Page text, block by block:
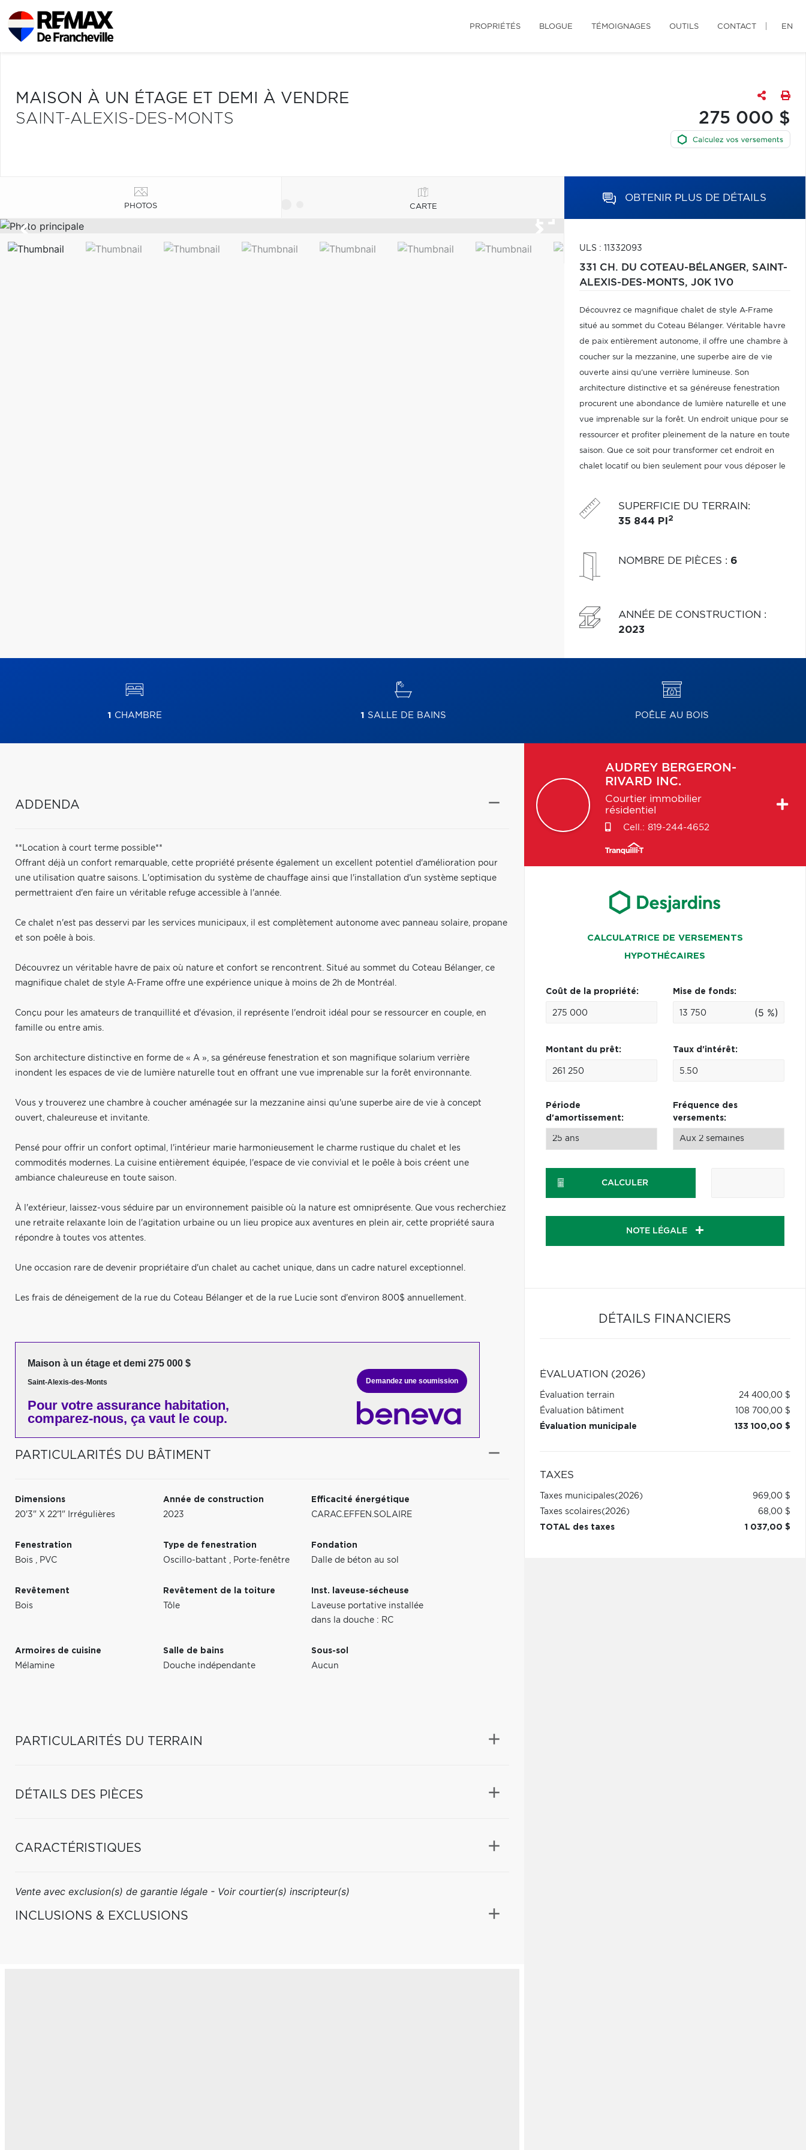
PROPRIÉTÉS BLOGUE TÉMOIGNAGES OUTILS CONTACT EN
MAISON À UN ÉTAGE ET DEMI À VENDRE
SAINT-ALEXIS-DES-MONTS
275 000 $
PHOTOS CARTE
OBTENIR PLUS DE DÉTAILS
ULS : 11332093
331 CH. DU COTEAU-BÉLANGER, SAINT-
ALEXIS-DES-MONTS, J0K 1V0
Découvrez ce magnifique chalet de style A-Frame
situé au sommet du Coteau Bélanger. Véritable havre
de paix entièrement autonome, il offre une chambre à
coucher sur la mezzanine, une superbe aire de vie
ouverte ainsi qu'une verrière lumineuse. Son
architecture distinctive et sa généreuse fenestration
procurent une abondance de lumière naturelle et une
vue imprenable sur la forêt. Un endroit unique pour se
ressourcer et profiter pleinement de la nature en toute
saison. Que ce soit pour transformer cet endroit en
chalet locatif ou bien seulement pour vous déposer le
unique à ne pas manquer.
SUPERFICIE DU TERRAIN:
35 844 PI 2
NOMBRE DE PIÈCES : 6
ANNÉE DE CONSTRUCTION :
2023
1 CHAMBRE 1 SALLE DE BAINS POÊLE AU BOIS
ADDENDA
**Location à court terme possible**
Offrant déjà un confort remarquable, cette propriété présente également un excellent potentiel d'amélioration pour
une utilisation quatre saisons. L'optimisation du système de chauffage ainsi que l'installation d'un système septique
permettraient d'en faire un véritable refuge accessible à l'année.
Ce chalet n'est pas desservi par les services municipaux, il est complètement autonome avec panneau solaire, propane
et son poêle à bois.
Découvrez un véritable havre de paix où nature et confort se rencontrent. Situé au sommet du Coteau Bélanger, ce
magnifique chalet de style A-Frame offre une expérience unique à moins de 2h de Montréal.
Conçu pour les amateurs de tranquillité et d'évasion, il représente l'endroit idéal pour se ressourcer en couple, en
famille ou entre amis.
Son architecture distinctive en forme de « A », sa généreuse fenestration et son magnifique solarium verrière
inondent les espaces de vie de lumière naturelle tout en offrant une vue imprenable sur la forêt environnante.
Vous y trouverez une chambre à coucher aménagée sur la mezzanine ainsi qu'une superbe aire de vie à concept
ouvert, chaleureuse et invitante.
Pensé pour offrir un confort optimal, l'intérieur marie harmonieusement le charme rustique du chalet et les
commodités modernes. La cuisine entièrement équipée, l'espace de vie convivial et le poêle à bois créent une
ambiance chaleureuse en toute saison.
À l'extérieur, laissez-vous séduire par un environnement paisible où la nature est omniprésente. Que vous recherchiez
une retraite relaxante loin de l'agitation urbaine ou un lieu propice aux aventures en plein air, cette propriété saura
répondre à toutes vos attentes.
Une occasion rare de devenir propriétaire d'un chalet au cachet unique, dans un cadre naturel exceptionnel.
Les frais de déneigement de la rue du Coteau Bélanger et de la rue Lucie sont d'environ 800$ annuellement.
Maison à un étage et demi 275 000 $
Saint-Alexis-des-Monts
Pour votre assurance habitation,
comparez-nous, ça vaut le coup.
Demandez une soumission
PARTICULARITÉS DU BÂTIMENT
Dimensions
20'3" X 22'1" Irrégulières
Année de construction
2023
Efficacité énergétique
CARAC.EFFEN.SOLAIRE
Fenestration
Bois , PVC
Type de fenestration
Oscillo-battant , Porte-fenêtre
Fondation
Dalle de béton au sol
Revêtement
Bois
Revêtement de la toiture
Tôle
Inst. laveuse-sécheuse
Laveuse portative installée
dans la douche : RC
Armoires de cuisine
Mélamine
Salle de bains
Douche indépendante
Sous-sol
Aucun
PARTICULARITÉS DU TERRAIN
DÉTAILS DES PIÈCES
CARACTÉRISTIQUES
Vente avec exclusion(s) de garantie légale - Voir courtier(s) inscripteur(s)
INCLUSIONS & EXCLUSIONS
AUDREY BERGERON-
RIVARD INC.
Courtier immobilier
résidentiel
Cell.: 819-244-4652
CALCULATRICE DE VERSEMENTS
HYPOTHÉCAIRES
Coût de la propriété: Mise de fonds:
(5 %)
Montant du prêt: Taux d'intérêt:
Période
d'amortissement:
Fréquence des
versements:
CALCULER
NOTE LÉGALE
DÉTAILS FINANCIERS
ÉVALUATION (2026)
Évaluation terrain
24 400,00 $
Évaluation bâtiment
108 700,00 $
Évaluation municipale
133 100,00 $
TAXES
Taxes municipales(2026)
969,00 $
Taxes scolaires(2026)
68,00 $
TOTAL des taxes
1 037,00 $